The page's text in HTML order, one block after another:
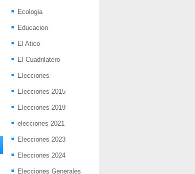
Ecologia
Educacion
El Atico
El Cuadrilatero
Elecciones
Elecciones 2015
Elecciones 2019
elecciones 2021
Elecciones 2023
Elecciones 2024
Elecciones Generales